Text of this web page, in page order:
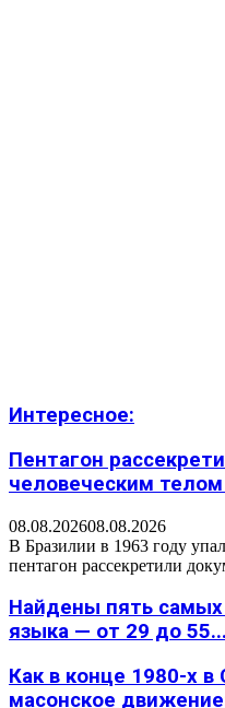
Интересное:
Пентагон
человеческим телом
08.08.202608.08.2026
В Бразилии в 1963 году
пентагон рассекретили
Найдены пять
языка — от 29 до 55...
Как в конце 1980-х
масонское